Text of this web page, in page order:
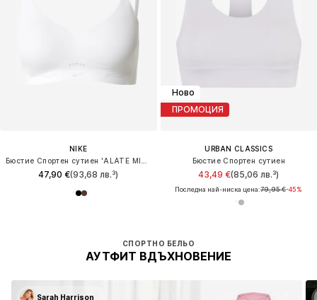
NIKE
47,90 €(93,68 лв.³)
Ново
ПРОМОЦИЯ
URBAN CLASSICS
Бюстие Спортен сутиен
43,49 €(85,06 лв.³)
Последна най-ниска цена:79,95 €-45%
СПОРТНО БЕЛЬО
АУТФИТ ВДЪХНОВЕНИЕ
Sarah Harrison